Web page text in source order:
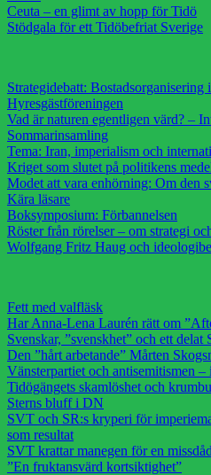
Ceuta – en glimt av hopp för Tidö
Stödgala för ett Tidöbefriat Sverige
Strategidebatt:
Hyresgästföreningen
Vad är naturen egentligen värd? –
Sommarinsamling
Tema: Iran, imperialism och
Kriget som slutet på politikens
Modet att vara enhörning: Om den
Kära läsare
Boksymposium: Förbannelsen
Röster från rörelser – om strategi
Wolfgang Fritz Haug och
Fett med valfläsk
Har Anna-Lena Laurén rätt om
Svenskar, ”svenskhet” och ett delat
Den ”hårt arbetande” Mårten
Vänsterpartiet och antisemitismen –
Tidögängets skamlöshet och
Sterns bluff i DN
SVT och SR:s kryperi för
som resultat
SVT krattar manegen för en
”En fruktansvärd kortsiktighet”